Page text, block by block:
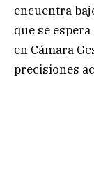
encuentra
que se
en Cámara
precisiones